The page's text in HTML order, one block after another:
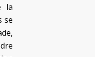
la
se